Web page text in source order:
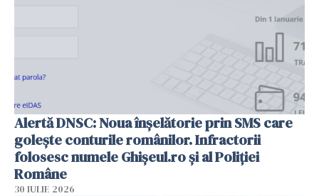
Alertă DNSC: Noua înșelătorie prin SMS care
golește conturile românilor. Infractorii
folosesc numele Ghișeul.ro și al Poliției
Române
30 IULIE 2026